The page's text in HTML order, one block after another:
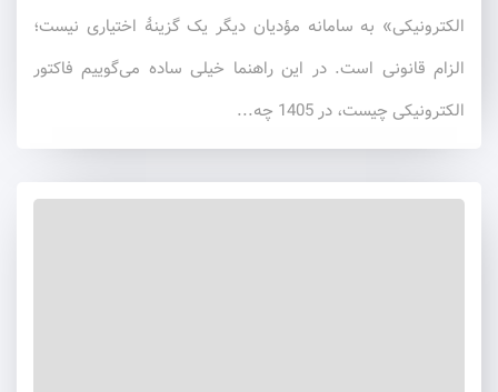
الکترونیکی» به سامانه مؤدیان دیگر یک گزینهٔ اختیاری نیست؛
الزام قانونی است. در این راهنما خیلی ساده می‌گوییم فاکتور
الکترونیکی چیست، در 1405 چه...